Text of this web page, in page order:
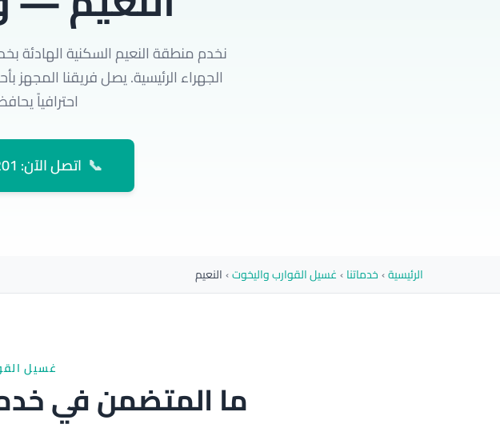
نخدم منطقة النعيم السكنية
احترافياً
📞 اتصل الآن: 65089201
الرئيسية›خدماتنا›غسيل القوارب واليخوت›النعيم
غسيل
ما المتضمن في